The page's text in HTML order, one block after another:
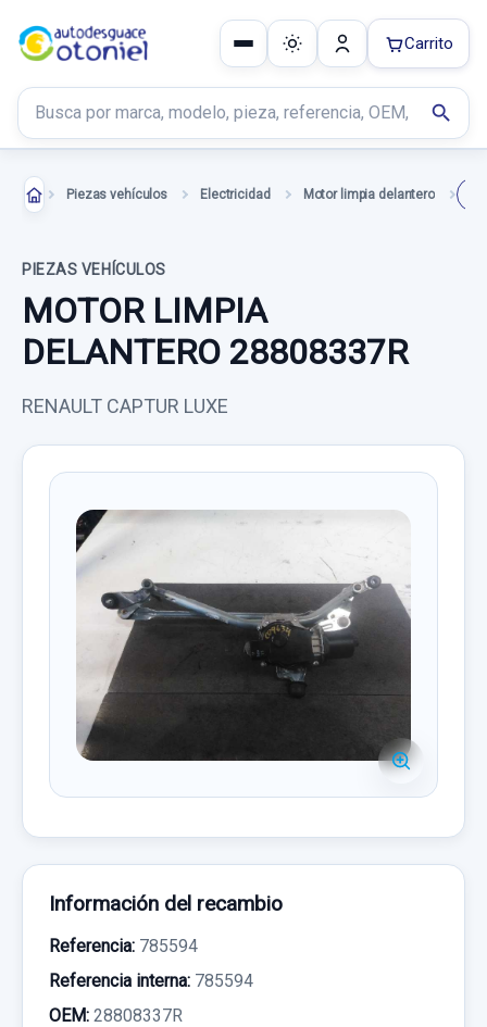
Buscar productos
search
Carrito
Piezas vehículos Electricidad Motor limpia delantero
PIEZAS VEHÍCULOS
MOTOR LIMPIA
DELANTERO 28808337R
RENAULT CAPTUR LUXE
Información del recambio
Referencia: 785594
Referencia interna: 785594
OEM: 28808337R